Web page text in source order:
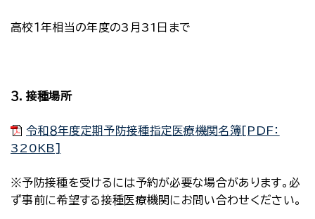
高校１年相当の年度の3月31日まで
３．接種場所
令和８年度定期予防接種指定医療機関名簿[PDF：
320KB]
※予防接種を受けるには予約が必要な場合があります。必
ず事前に希望する接種医療機関にお問い合わせください。